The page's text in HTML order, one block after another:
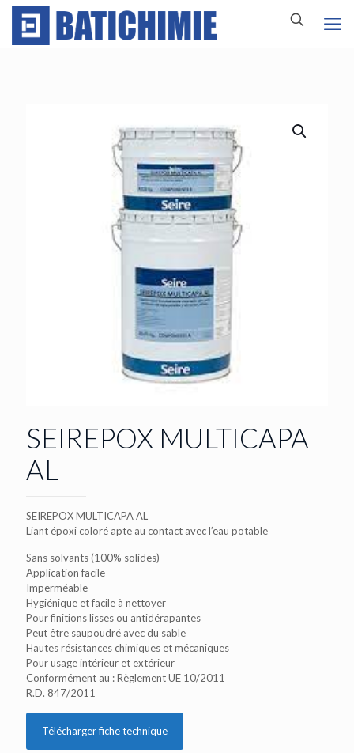
SEIREPOX MULTICAPA
AL
SEIREPOX MULTICAPA AL
Liant époxi coloré apte au contact avec l’eau potable
Sans solvants (100% solides)
Application facile
Imperméable
Hygiénique et facile à nettoyer
Pour finitions lisses ou antidérapantes
Peut être saupoudré avec du sable
Hautes résistances chimiques et mécaniques
Pour usage intérieur et extérieur
Conformément au : Règlement UE 10/2011
R.D. 847/2011
Télécharger fiche technique